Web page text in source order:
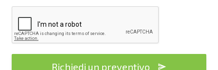
Richiedi un preventivo